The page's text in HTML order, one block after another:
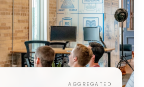
AGGREGATED